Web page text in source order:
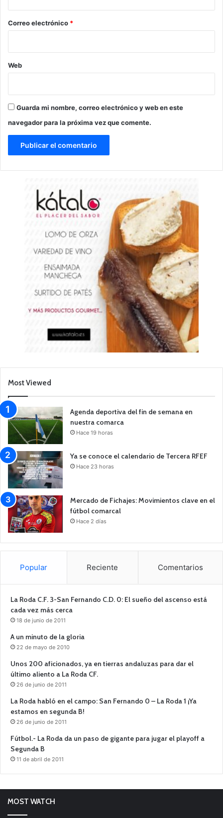
*
Correo electrónico *
Web
Guarda mi nombre, correo electrónico y web en este
navegador para la próxima vez que comente.
Most Viewed
Agenda deportiva del fin de semana en
nuestra comarca
Hace 19 horas
Ya se conoce el calendario de Tercera RFEF
Hace 23 horas
Mercado de Fichajes: Movimientos clave en el
fútbol comarcal
Hace 2 días
Popular Reciente Comentarios
La Roda C.F. 3-San Fernando C.D. 0: El sueño del ascenso está
cada vez más cerca
18 de junio de 2011
A un minuto de la gloria
22 de mayo de 2010
Unos 200 aficionados, ya en tierras andaluzas para dar el
último aliento a La Roda CF.
26 de junio de 2011
La Roda habló en el campo: San Fernando 0 – La Roda 1 ¡Ya
estamos en segunda B!
26 de junio de 2011
Fútbol.- La Roda da un paso de gigante para jugar el playoff a
Segunda B
11 de abril de 2011
MOST WATCH